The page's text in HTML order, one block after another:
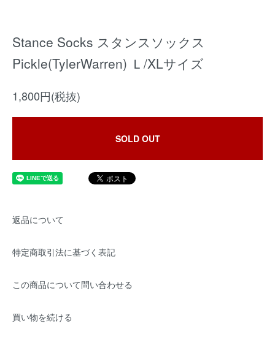
Stance Socks スタンスソックス
Pickle(TylerWarren) Ｌ/XLサイズ
1,800円(税抜)
SOLD OUT
返品について
特定商取引法に基づく表記
この商品について問い合わせる
買い物を続ける